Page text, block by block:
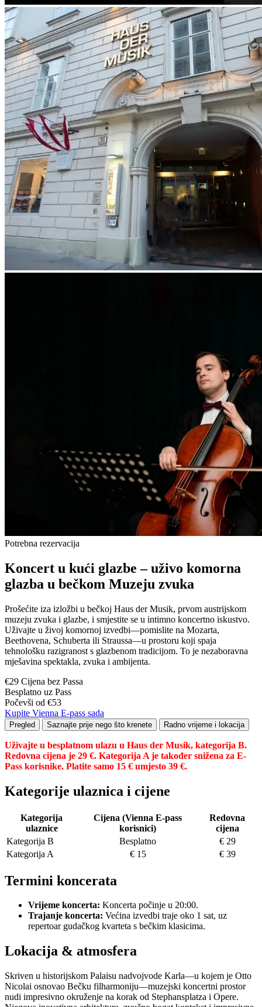
Potrebna rezervacija
Koncert u kući glazbe – uživo komorna
glazba u bečkom Muzeju zvuka
Prošećite iza izložbi u bečkoj Haus der Musik, prvom austrijskom
muzeju zvuka i glazbe, i smjestite se u intimno koncertno iskustvo.
Uživajte u živoj komornoj izvedbi—pomislite na Mozarta,
Beethovena, Schuberta ili Straussa—u prostoru koji spaja
tehnološku razigranost s glazbenom tradicijom. To je nezaboravna
mješavina spektakla, zvuka i ambijenta.
€29 Cijena bez Passa
Besplatno uz Pass
Počevši od €53
Kupite Vienna E-pass sada
Pregled Saznajte prije nego što krenete Radno vrijeme i lokacija
Uživajte u besplatnom ulazu u Haus der Musik, kategorija B.
Redovna cijena je 29 €. Kategorija A je također snižena za E-
Pass korisnike. Platite samo 15 € umjesto 39 €.
Kategorije ulaznica i cijene
Kategorija
ulaznice
Cijena (Vienna E-pass
korisnici)
Redovna
cijena
Kategorija B
Besplatno
€ 29
Kategorija A
€ 15 € 39
Termini koncerata
Vrijeme koncerta: Koncerta počinje u 20:00.
Trajanje koncerta: Većina izvedbi traje oko 1 sat, uz
repertoar gudačkog kvarteta s bečkim klasicima.
Lokacija & atmosfera
Skriven u historijskom Palaisu nadvojvode Karla—u kojem je Otto
Nicolai osnovao Bečku filharmoniju—muzejski koncertni prostor
nudi impresivno okruženje na korak od Stephansplatza i Opere.